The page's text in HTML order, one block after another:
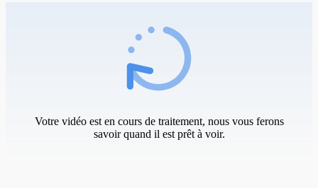
Votre vidéo est en cours de traitement, nous vous ferons
savoir quand il est prêt à voir.